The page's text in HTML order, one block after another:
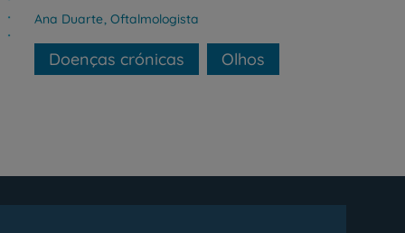
Ana Duarte, Oftalmologista
Doenças crónicas Olhos